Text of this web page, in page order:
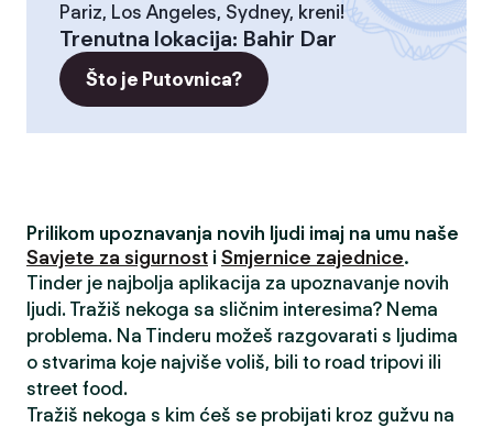
Pariz, Los Angeles, Sydney, kreni!
Trenutna lokacija: Bahir Dar
Što je Putovnica?
Prilikom upoznavanja novih ljudi imaj na umu naše
Savjete za sigurnost i Smjernice zajednice.
Tinder je najbolja aplikacija za upoznavanje novih
ljudi. Tražiš nekoga sa sličnim interesima? Nema
problema. Na Tinderu možeš razgovarati s ljudima
o stvarima koje najviše voliš, bili to road tripovi ili
street food.
Tražiš nekoga s kim ćeš se probijati kroz gužvu na